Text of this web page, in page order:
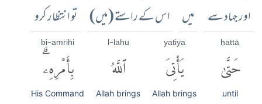
اور جہاد سے میں اس کے راستے (میں) تو انتظار کرو
ḥattā
حَتَّىٰ
until
yatiya
يَأْتِىَ
Allah brings
l-lahu
ٱللَّهُ
Allah brings
bi-amrihi
بِأَمْرِهِۦۗ
His Command